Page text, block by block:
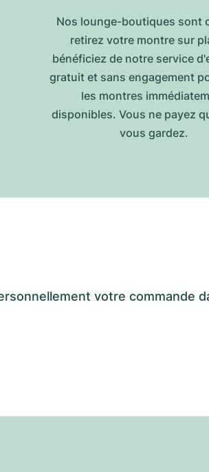
Nos lounge-boutiques sont
retirez votre montre sur
bénéficiez de notre service
gratuit et sans engagement
les montres
disponibles. Vous ne payez
vous gardez.
votre commande